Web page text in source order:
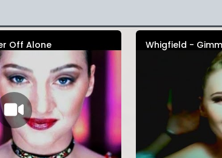
Off Alone Whigfield -